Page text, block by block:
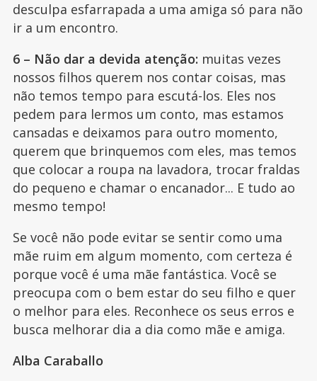
desculpa esfarrapada a uma amiga só para não
ir a um encontro.
6 – Não dar a devida atenção: muitas vezes
nossos filhos querem nos contar coisas, mas
não temos tempo para escutá-los. Eles nos
pedem para lermos um conto, mas estamos
cansadas e deixamos para outro momento,
querem que brinquemos com eles, mas temos
que colocar a roupa na lavadora, trocar fraldas
do pequeno e chamar o encanador... E tudo ao
mesmo tempo!
Se você não pode evitar se sentir como uma
mãe ruim em algum momento, com certeza é
porque você é uma mãe fantástica. Você se
preocupa com o bem estar do seu filho e quer
o melhor para eles. Reconhece os seus erros e
busca melhorar dia a dia como mãe e amiga.
Alba Caraballo